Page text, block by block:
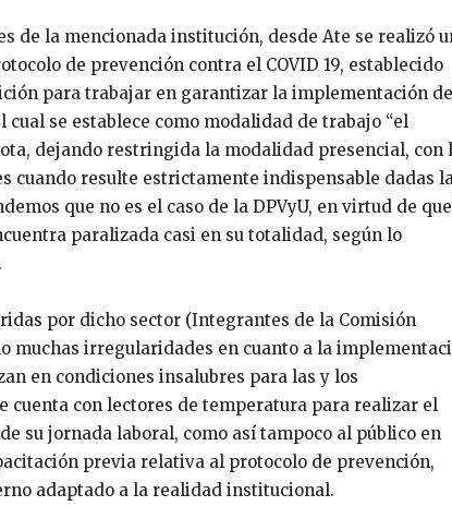
de la mencionada institución, desde Ate se realizó
de prevención contra el COVID 19, establecido
para trabajar en garantizar la implementación
cual se establece como modalidad de trabajo “el
dejando restringida la modalidad presencial, con
cuando resulte estrictamente indispensable dadas
que no es el caso de la DPVyU, en virtud de
paralizada casi en su totalidad, según lo
por dicho sector (Integrantes de la Comisión
muchas irregularidades en cuanto a la
en condiciones insalubres para las y los
cuenta con lectores de temperatura para realizar el
su jornada laboral, como así tampoco al público en
previa relativa al protocolo de prevención,
adaptado a la realidad institucional.